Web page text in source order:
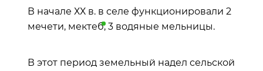
В начале ХХ в. в селе функционировали 2
мечети, мектеб, 3 водяные мельницы.
В этот период земельный надел сельской